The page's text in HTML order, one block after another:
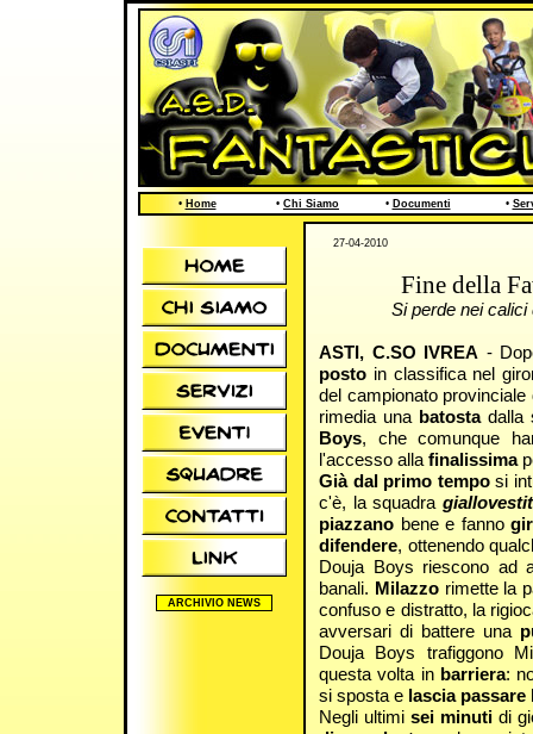
• Home • Chi Siamo • Documenti •
ARCHIVIO NEWS
27-04-2010
Fine della
Si perde nei calici
ASTI, C.SO IVREA -
posto in classifica nel
del campionato
rimedia una batosta dalla
Boys, che comunque
l'accesso alla finalissima
Già dal primo temposi
c'è, la squadra
piazzano bene e fanno
difendere, ottenendo
Douja Boys riescono ad
banali. Milazzo rimette la
confuso e distratto, la
avversari di battere una
Douja Boys trafiggono
questa volta in barriera:
si sposta e lascia passare
Negli ultimi sei minuti di